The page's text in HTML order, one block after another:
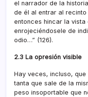
el narrador de la
de él al entrar al
entonces hincar la
enrojeciéndosele de
odio…” (126).
2.3 La opresión visible
Hay veces, incluso,
tanta que sale de la
peso insoportable que